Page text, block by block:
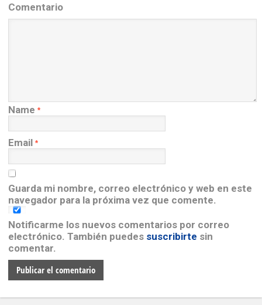
Comentario
Name *
Email *
Guarda mi nombre, correo electrónico y web en este
navegador para la próxima vez que comente.
Notificarme los nuevos comentarios por correo
electrónico. También puedes suscribirte sin
comentar.